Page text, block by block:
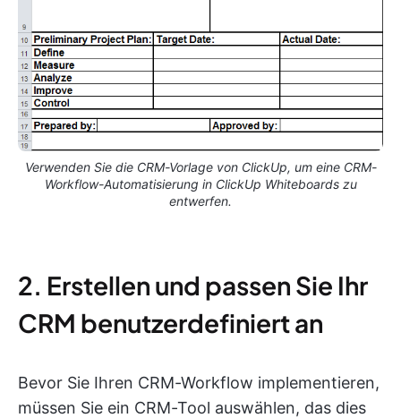
Verwenden Sie die CRM-Vorlage von ClickUp, um eine CRM-
Workflow-Automatisierung in ClickUp Whiteboards zu
entwerfen.
2. Erstellen und passen Sie Ihr
CRM benutzerdefiniert an
Bevor Sie Ihren CRM-Workflow implementieren,
müssen Sie ein CRM-Tool auswählen, das dies